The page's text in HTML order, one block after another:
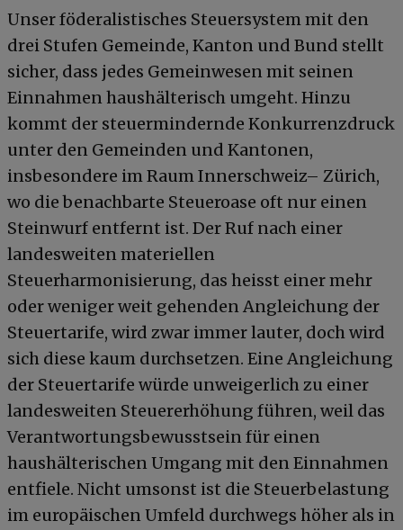
Unser föderalistisches Steuersystem mit den
drei Stufen Gemeinde, Kanton und Bund stellt
sicher, dass jedes Gemeinwesen mit seinen
Einnahmen haushälterisch umgeht. Hinzu
kommt der steuermindernde Konkurrenzdruck
unter den Gemeinden und Kantonen,
insbesondere im Raum Innerschweiz– Zürich,
wo die benachbarte Steueroase oft nur einen
Steinwurf entfernt ist. Der Ruf nach einer
landesweiten materiellen
Steuerharmonisierung, das heisst einer mehr
oder weniger weit gehenden Angleichung der
Steuertarife, wird zwar immer lauter, doch wird
sich diese kaum durchsetzen. Eine Angleichung
der Steuertarife würde unweigerlich zu einer
landesweiten Steuererhöhung führen, weil das
Verantwortungsbewusstsein für einen
haushälterischen Umgang mit den Einnahmen
entfiele. Nicht umsonst ist die Steuerbelastung
im europäischen Umfeld durchwegs höher als in